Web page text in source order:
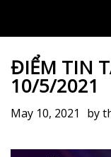
ĐIỂM TIN
10/5/2021
May 10, 2021 by